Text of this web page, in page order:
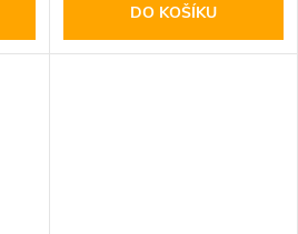
DO KOŠÍKU